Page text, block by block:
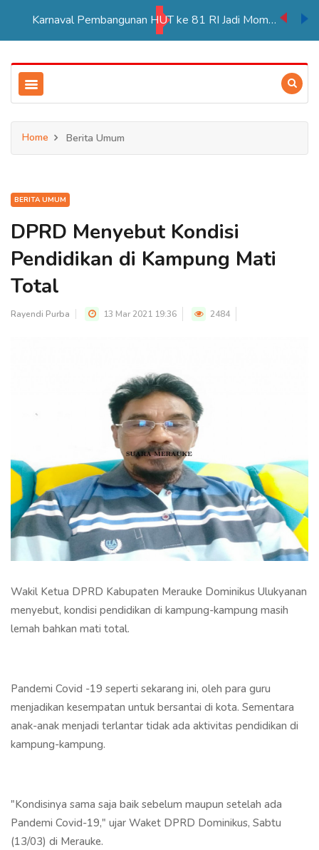
Karnaval Pembangunan HUT ke 81 RI Jadi Momentum Perkuat Persatuan di Merauke
Home Berita Umum
BERITA UMUM
DPRD Menyebut Kondisi
Pendidikan di Kampung Mati
Total
Rayendi Purba 13 Mar 2021 19:36 2484
Wakil Ketua DPRD Kabupaten Merauke Dominikus Ulukyanan
menyebut, kondisi pendidikan di kampung-kampung masih
lemah bahkan mati total.
Pandemi Covid -19 seperti sekarang ini, oleh para guru
menjadikan kesempatan untuk bersantai di kota. Sementara
anak-anak menjadi terlantar tidak ada aktivitas pendidikan di
kampung-kampung.
"Kondisinya sama saja baik sebelum maupun setelah ada
Pandemi Covid-19," ujar Waket DPRD Dominikus, Sabtu
(13/03) di Merauke.